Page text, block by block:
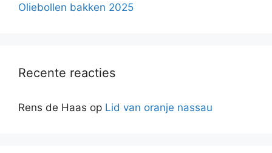
Oliebollen bakken 2025
Recente reacties
Rens de Haas op Lid van oranje nassau